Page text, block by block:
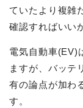
ていたより複雑
確認すればいい
電気自動車(EV)
ますが、バッテ
有の論点が加わ
す。